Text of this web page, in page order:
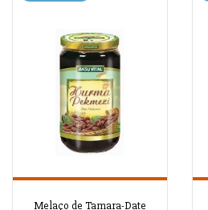
Melaço de Tamara-Date